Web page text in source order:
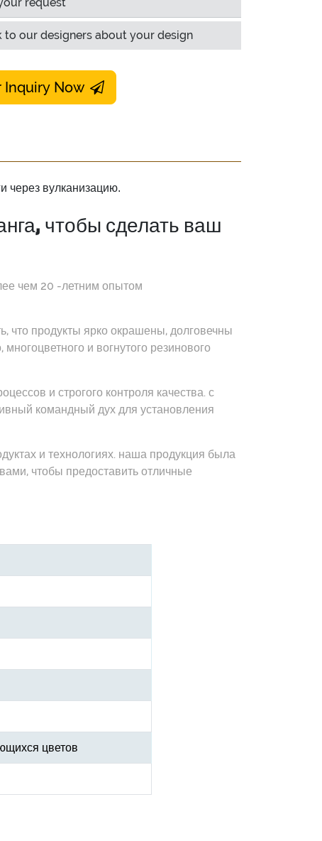
to our designers about your design
Inquiry Now
через вулканизацию.
чтобы сделать ваш
чем 20 -летним опытом
что продукты ярко окрашены, долговечны
и вогнутого резинового
и строгого контроля качества. с
командный дух для установления
и ​​технологиях. наша продукция была
чтобы предоставить отличные
цветов